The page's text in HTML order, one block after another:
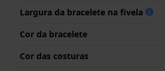
Largura da bracelete na fivela
Cor da bracelete
Cor das costuras